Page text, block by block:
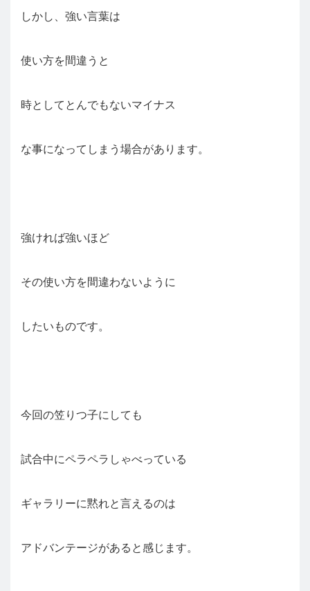
しかし、強い言葉は
使い方を間違うと
時としてとんでもないマイナス
な事になってしまう場合があります。
強ければ強いほど
その使い方を間違わないように
したいものです。
今回の笠りつ子にしても
試合中にペラペラしゃべっている
ギャラリーに黙れと言えるのは
アドバンテージがあると感じます。